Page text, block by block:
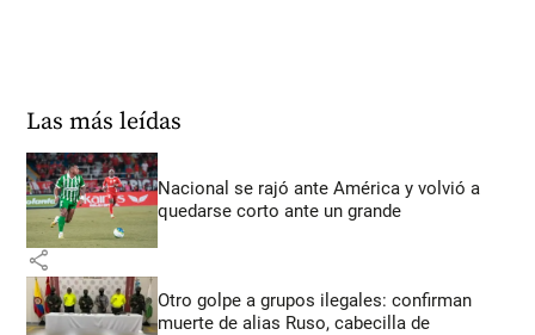
Las más leídas
Nacional se rajó ante América y volvió a
quedarse corto ante un grande
share
Otro golpe a grupos ilegales: confirman
muerte de alias Ruso, cabecilla de